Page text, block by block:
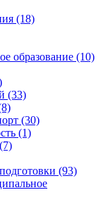
(18)
образование (10)
(33)
(30)
(1)
(93)